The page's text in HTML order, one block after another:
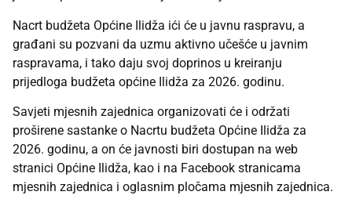
Nacrt budžeta Općine Ilidža ići će u javnu raspravu, a
građani su pozvani da uzmu aktivno učešće u javnim
raspravama, i tako daju svoj doprinos u kreiranju
prijedloga budžeta općine Ilidža za 2026. godinu.
Savjeti mjesnih zajednica organizovati će i održati
proširene sastanke o Nacrtu budžeta Općine Ilidža za
2026. godinu, a on će javnosti biri dostupan na web
stranici Općine Ilidža, kao i na Facebook stranicama
mjesnih zajednica i oglasnim pločama mjesnih zajednica.